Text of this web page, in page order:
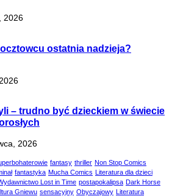
2026
ostatnia nadzieja?
– trudno być dzieckiem w świecie
2026
fantasy thriller Non Stop Comics
fantastyka Mucha Comics Literatura dla dzieci
Lost in Time postapokalipsa Dark Horse
Gniewu sensacyjny Obyczajowy Literatura